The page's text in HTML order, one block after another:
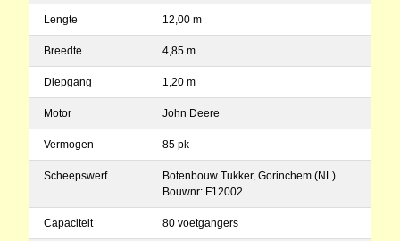
Lengte 12,00 m
Breedte 4,85 m
Diepgang 1,20 m
Motor John Deere
Vermogen 85 pk
Scheepswerf
Botenbouw Tukker, Gorinchem (NL)
Bouwnr: F12002
Capaciteit 80 voetgangers